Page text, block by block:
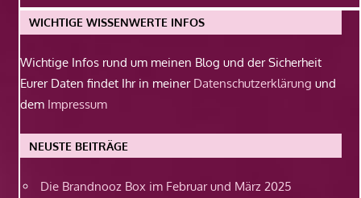
WICHTIGE WISSENWERTE INFOS
Wichtige Infos rund um meinen Blog und der Sicherheit
Eurer Daten findet Ihr in meiner Datenschutzerklärung und
dem Impressum
NEUSTE BEITRÄGE
Die Brandnooz Box im Februar und März 2025